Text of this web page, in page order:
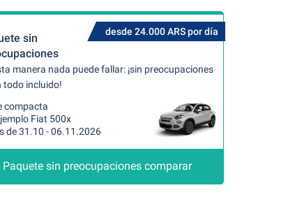
desde 24.000 ARS por día
sin
manera nada puede fallar: ¡sin preocupaciones
todo incluido!
compacta
Fiat 500x
de 31.10 - 06.11.2026
Paquete sin preocupaciones comparar